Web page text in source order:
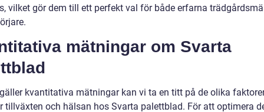
vilket gör dem till ett perfekt val för både erfarna
mätningar om Svarta
kvantitativa mätningar kan vi ta en titt på de olika
tillväxten och hälsan hos Svarta palettblad. För att optimera